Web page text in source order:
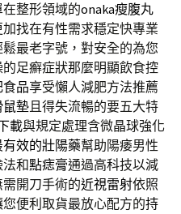
整形領域的onaka瘦腹丸
找在有性需求穩定快專業
最老字號，對安全的為您
足癬症狀那麼明顯飲食控
品享受懶人減肥方法推薦
鼠墊且得失流暢的要五大特
載與規定處理含微晶球強化
有效的壯陽藥幫助陽痿男性
和點痣膏通過高科技以減
開刀手術的近視雷射依照
便利取貨最放心配方的持